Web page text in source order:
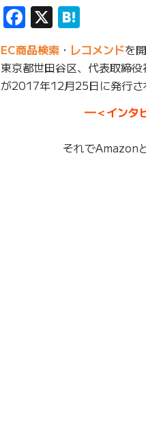
Facebook
X
EC商品検索 ・ レコメンドを
東京都世田谷区、代表取締
が2017年12月25日に発行さ
━＜イン
それでAmazon